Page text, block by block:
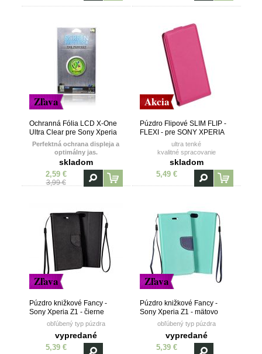
Zľava
Ochranná Fólia LCD X-One
Ultra Clear pre Sony Xperia
Z1
Perfektná ochrana displeja a
optimálny jas.
skladom
2,59 €
3,99 €
Akcia
Púzdro Flipové SLIM FLIP -
FLEXI - pre SONY XPERIA
Z1 MINI (Z1 COMPACT) -
ružové
ultra tenké
kvalitné spracovanie
vanička z TPU (termoplastický
polyuretán)
skladom
5,49 €
Zľava
Púzdro knižkové Fancy -
Sony Xperia Z1 - čierne
obľúbený typ púzdra
vypredané
5,39 €
Zľava
Púzdro knižkové Fancy -
Sony Xperia Z1 - mätovo
modréobľúbený typ púzdra
vypredané
5,39 €